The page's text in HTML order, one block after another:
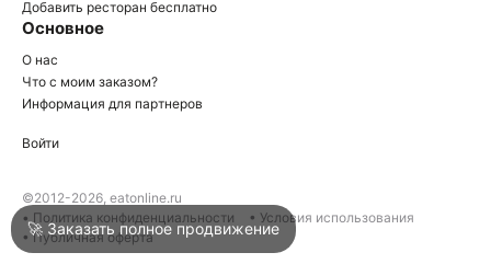
Войти
Написать в техподдержку
Добавить ресторан бесплатно
Основное
О нас
Что с моим заказом?
Информация для партнеров
Войти
©2012-2026, eatonline.ru
• Политика конфиденциальности
• Условия использования
• Публичная оферта
🚀 Заказать полное продвижение